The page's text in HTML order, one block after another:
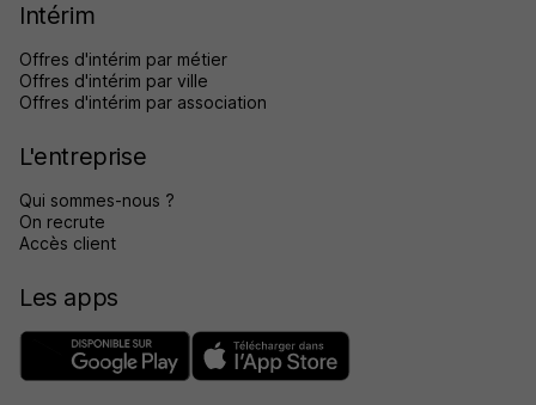
Intérim
Offres d'intérim par métier
Offres d'intérim par ville
Offres d'intérim par association
L'entreprise
Qui sommes-nous ?
On recrute
Accès client
Les apps